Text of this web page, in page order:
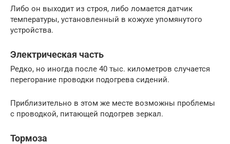
Либо он выходит из строя, либо ломается датчик
температуры, установленный в кожухе упомянутого
устройства.
Электрическая часть
Редко, но иногда после 40 тыс. километров случается
перегорание проводки подогрева сидений.
Приблизительно в этом же месте возможны проблемы
с проводкой, питающей подогрев зеркал.
Тормоза